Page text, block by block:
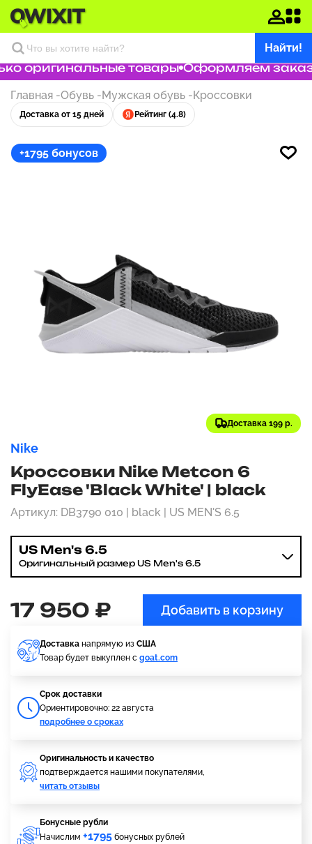
Найти!
оригинальные товары Оформляем заказ
Главная -Обувь -Мужская обувь -Кроссовки
Доставка от 15 дней Рейтинг (4.8)
+1795 бонусов
Доставка 199 р.
Nike
Кроссовки Nike Metcon 6
FlyEase 'Black White' | black
Артикул: DB3790 010 | black | US MEN'S 6.5
US Men's 6.5
Оригинальный размер US Men's 6.5
17 950 ₽ Добавить в корзину
Доставка напрямую из США
Товар будет выкуплен с goat.com
Cрок доставки
Ориентировочно: 22 августа
подробнее о сроках
Оригинальность и качество
подтверждается нашими покупателями,
читать отзывы
Бонусные рубли
Начислим +1795 бонусных рублей